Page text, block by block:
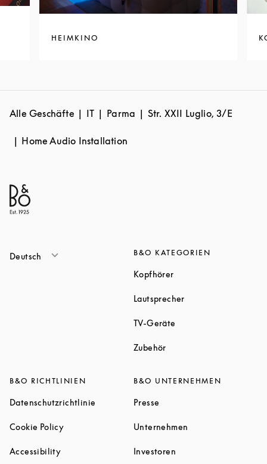
HEIMKINO
Alle Geschäfte IT Parma Str. XXII Luglio, 3/E
Home Audio Installation
Deutsch B&O KATEGORIEN
KopfhörerLink Opens in New Tab
LautsprecherLink Opens in New
TV-Geräte
ZubehörLink Opens in New Tab
B&O RICHTLINIEN
Datenschutzrichtlinie Link Opens in New Tab
Cookie PolicyLink Opens in New Tab
AccessibilityLink Opens in New Tab
B&O UNTERNEHMEN
Presse
Unternehmen
Investoren